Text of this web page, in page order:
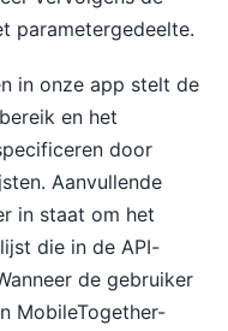
parametergedeelte.
in onze app stelt de
en het
door
Aanvullende
in staat om het
die in de API-
de gebruiker
MobileTogether-